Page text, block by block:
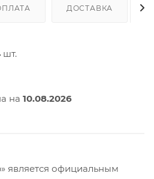
ДОСТАВКА
шт.
на 10.08.2026
официальным